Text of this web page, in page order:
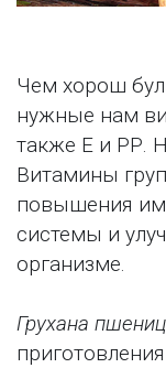
Чем хорош
нужные нам
также Е и РР.
Витамины
повышения
системы и
организме.
Грухана